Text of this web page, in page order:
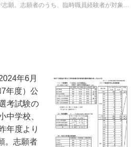
願。志願者のうち、臨時職員経験者が対象の
年6月
年度）公
考試験の
中学校、
年度より
。志願者